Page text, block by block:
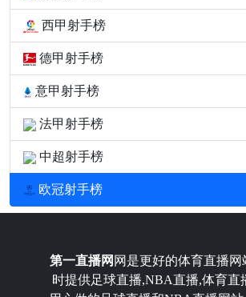
西甲射手榜
德甲射手榜
意甲射手榜
法甲射手榜
中超射手榜
欧冠射手榜
第一直播网 网是更好的体育直播网
时提供足球直播,NBA直播,体育直